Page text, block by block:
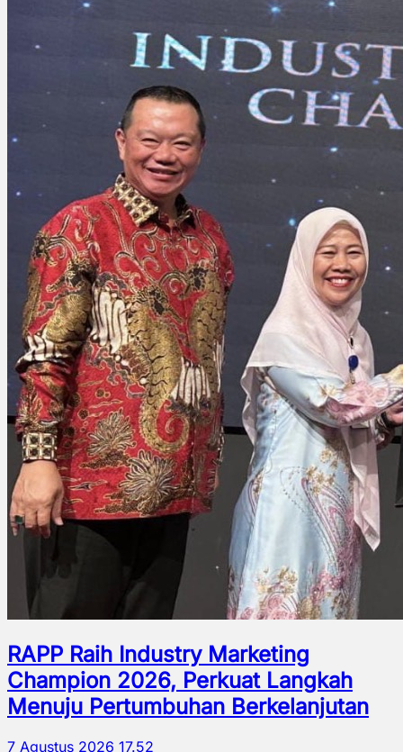
RAPP Raih Industry Marketing
Champion 2026, Perkuat Langkah
Menuju Pertumbuhan Berkelanjutan
7 Agustus 2026 17.52